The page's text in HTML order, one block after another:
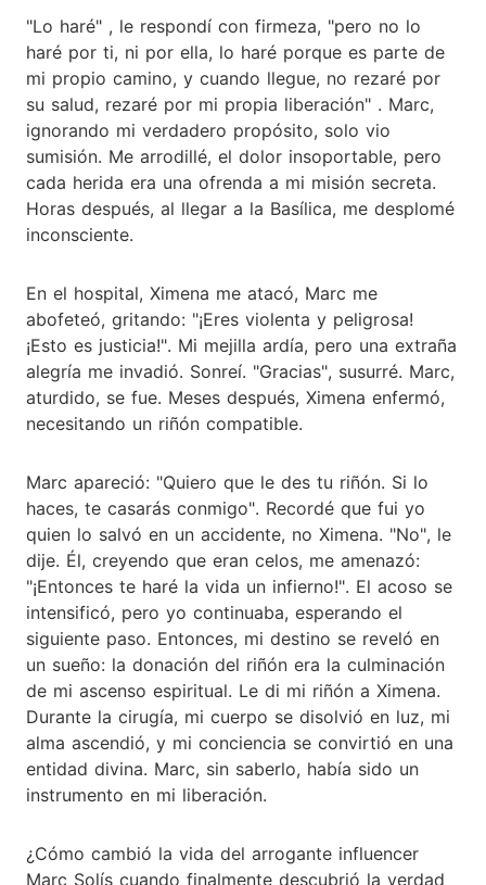
"Lo haré" , le respondí con firmeza, "pero no lo
haré por ti, ni por ella, lo haré porque es parte de
mi propio camino, y cuando llegue, no rezaré por
su salud, rezaré por mi propia liberación" . Marc,
ignorando mi verdadero propósito, solo vio
sumisión. Me arrodillé, el dolor insoportable, pero
cada herida era una ofrenda a mi misión secreta.
Horas después, al llegar a la Basílica, me desplomé
inconsciente.
En el hospital, Ximena me atacó, Marc me
abofeteó, gritando: "¡Eres violenta y peligrosa!
¡Esto es justicia!". Mi mejilla ardía, pero una extraña
alegría me invadió. Sonreí. "Gracias", susurré. Marc,
aturdido, se fue. Meses después, Ximena enfermó,
necesitando un riñón compatible.
Marc apareció: "Quiero que le des tu riñón. Si lo
haces, te casarás conmigo". Recordé que fui yo
quien lo salvó en un accidente, no Ximena. "No", le
dije. Él, creyendo que eran celos, me amenazó:
"¡Entonces te haré la vida un infierno!". El acoso se
intensificó, pero yo continuaba, esperando el
siguiente paso. Entonces, mi destino se reveló en
un sueño: la donación del riñón era la culminación
de mi ascenso espiritual. Le di mi riñón a Ximena.
Durante la cirugía, mi cuerpo se disolvió en luz, mi
alma ascendió, y mi conciencia se convirtió en una
entidad divina. Marc, sin saberlo, había sido un
instrumento en mi liberación.
¿Cómo cambió la vida del arrogante influencer
Marc Solís cuando finalmente descubrió la verdad